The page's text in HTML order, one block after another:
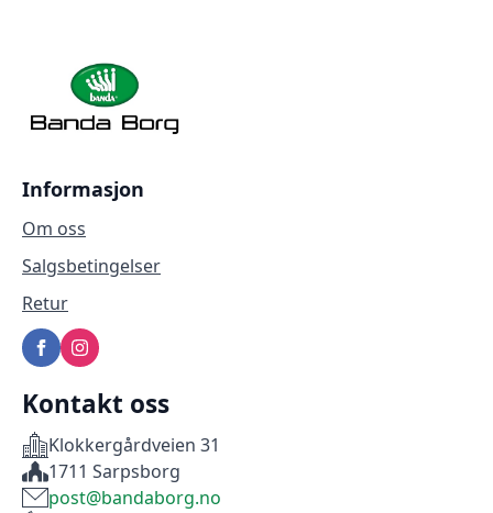
Informasjon
Om oss
Salgsbetingelser
Retur
Kontakt oss
Klokkergårdveien 31
1711 Sarpsborg
post@bandaborg.no